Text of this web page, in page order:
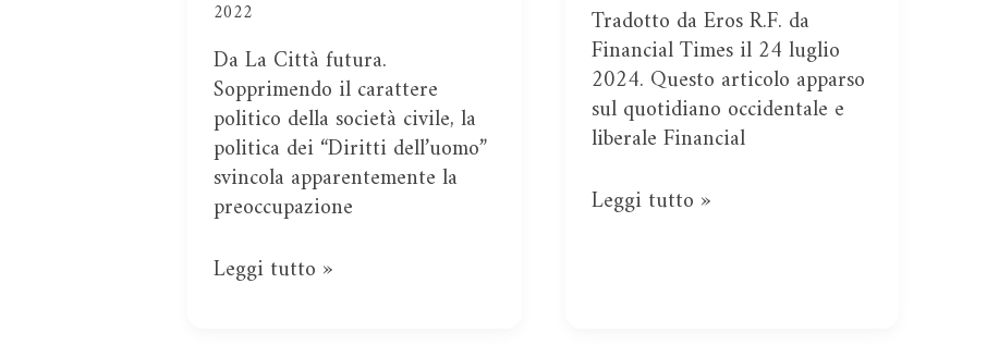
2022
Da La Città futura.
Sopprimendo il carattere
politico della società civile, la
politica dei “Diritti dell’uomo”
svincola apparentemente la
preoccupazione
e
la
società
civile
Leggi tutto »
Tradotto da Eros R.F. da
Financial Times il 24 luglio
2024. Questo articolo apparso
sul quotidiano occidentale e
liberale Financial
Civiltà”
Leggi tutto »